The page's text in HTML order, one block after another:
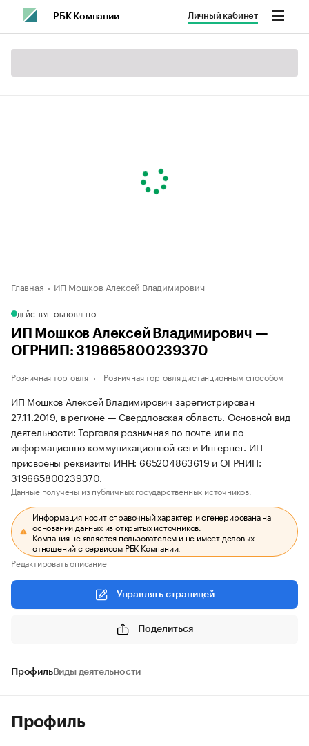
РБК Компании Личный кабинет
Главная ИП Мошков Алексей Владимирович
ДЕЙСТВУЕТОБНОВЛЕНО
ИП Мошков Алексей Владимирович —
ОГРНИП: 319665800239370
Розничная торговля Розничная торговля дистанционным способом
ИП Мошков Алексей Владимирович зарегистрирован
27.11.2019, в регионе — Свердловская область. Основной вид
деятельности: Торговля розничная по почте или по
информационно-коммуникационной сети Интернет. ИП
присвоены реквизиты ИНН: 665204863619 и ОГРНИП:
319665800239370.
Данные получены из публичных государственных источников.
Информация носит справочный характер и сгенерирована на
основании данных из открытых источников.
Компания не является пользователем и не имеет деловых
отношений с сервисом РБК Компании.
Редактировать описание
Управлять страницей
Поделиться
ПрофильВиды деятельности
Профиль